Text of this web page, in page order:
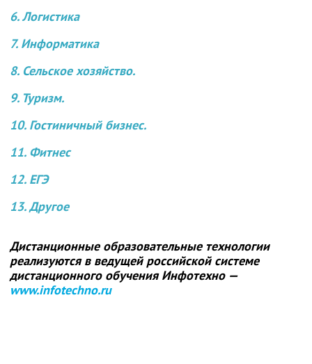
6. Логистика
7. Информатика
8. Сельское хозяйство.
9. Туризм.
10. Гостиничный бизнес.
11. Фитнес
12. ЕГЭ
13. Другое
Дистанционные образовательные технологии
реализуются в ведущей российской системе
дистанционного обучения Инфотехно —
www.infotechno.ru